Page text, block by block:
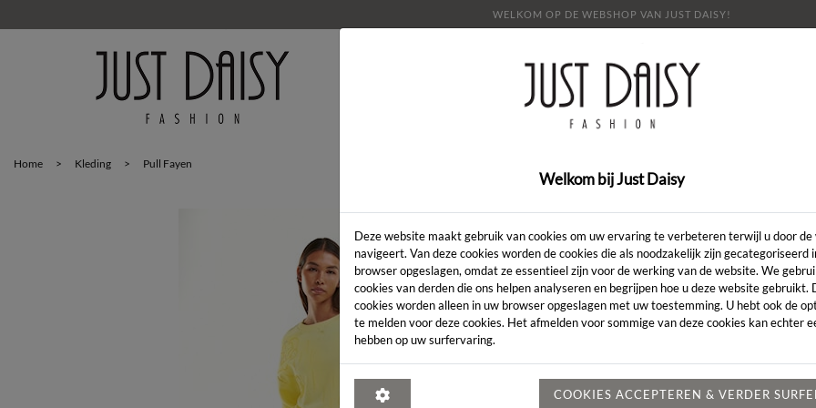
WELKOM OP DE WEBSHOP VAN JUST DAISY!
SALE OVER ONS LOOKBOOK
CONTACT
Home > Kleding > Pull Fayen
Pull
Artikelcode:
€ 159,00 €
KLEUR:*
MAAT:* 44
Welkom bij Just Daisy
Deze website maakt gebruik van cookies om uw ervaring te verbeteren terwijl u door de
navigeert. Van deze cookies worden de cookies die als noodzakelijk zijn gecategoriseerd
browser opgeslagen, omdat ze essentieel zijn voor de werking van de website. We
cookies van derden die ons helpen analyseren en begrijpen hoe u deze website gebruikt.
cookies worden alleen in uw browser opgeslagen met uw toestemming. U hebt ook de
te melden voor deze cookies. Het afmelden voor sommige van deze cookies kan echter
hebben op uw surfervaring.
COOKIES ACCEPTEREN & VERDER